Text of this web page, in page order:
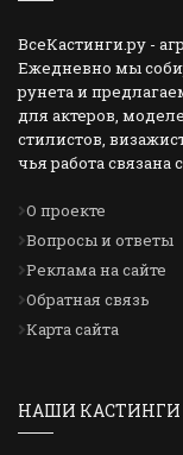
ВсеКастинги.ру -
Ежедневно мы
рунета и
для актеров,
стилистов,
чья работа
О проекте
Вопросы и ответы
Реклама на сайте
Обратная связь
Карта сайта
НАШИ